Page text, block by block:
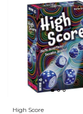
High Score